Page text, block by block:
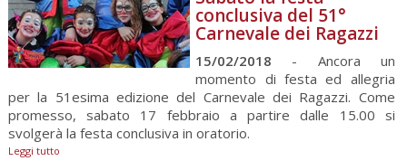
Sabato la festa
conclusiva del 51°
Carnevale dei Ragazzi
15/02/2018 - Ancora un
momento di festa ed allegria
per la 51esima edizione del Carnevale dei Ragazzi. Come
promesso, sabato 17 febbraio a partire dalle 15.00 si